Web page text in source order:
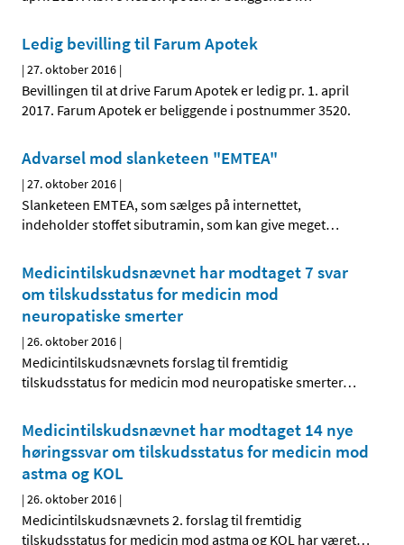
Ledig bevilling til Farum Apotek
|27. oktober 2016 |
Bevillingen til at drive Farum Apotek er ledig pr. 1. april
2017. Farum Apotek er beliggende i postnummer 3520.
Advarsel mod slanketeen "EMTEA"
|27. oktober 2016 |
Slanketeen EMTEA, som sælges på internettet,
indeholder stoffet sibutramin, som kan give meget…
Medicintilskudsnævnet har modtaget 7 svar
om tilskudsstatus for medicin mod
neuropatiske smerter
|26. oktober 2016 |
Medicintilskudsnævnets forslag til fremtidig
tilskudsstatus for medicin mod neuropatiske smerter…
Medicintilskudsnævnet har modtaget 14 nye
høringssvar om tilskudsstatus for medicin mod
astma og KOL
|26. oktober 2016 |
Medicintilskudsnævnets 2. forslag til fremtidig
tilskudsstatus for medicin mod astma og KOL har været…